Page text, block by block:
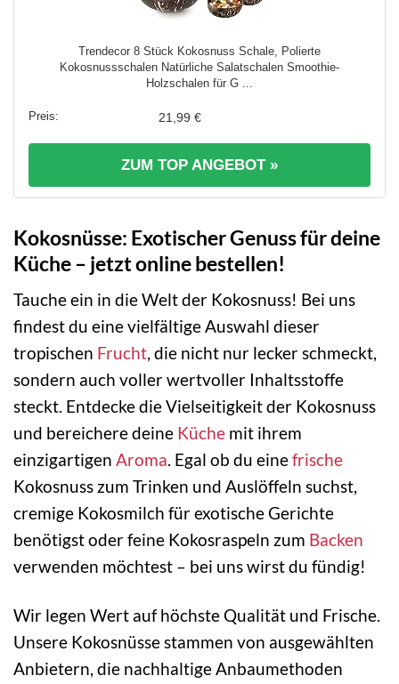
Trendecor 8 Stück Kokosnuss Schale, Polierte
Kokosnussschalen Natürliche Salatschalen Smoothie-
Holzschalen für G ...
21,99 €
ZUM TOP ANGEBOT »
Kokosnüsse: Exotischer Genuss für deine
Küche – jetzt online bestellen!
Tauche ein in die Welt der Kokosnuss! Bei uns
findest du eine vielfältige Auswahl dieser
tropischen Frucht, die nicht nur lecker schmeckt,
sondern auch voller wertvoller Inhaltsstoffe
steckt. Entdecke die Vielseitigkeit der Kokosnuss
und bereichere deine Küche mit ihrem
einzigartigen Aroma. Egal ob du einefrische
Kokosnuss zum Trinken und Auslöffeln suchst,
cremige Kokosmilch für exotische Gerichte
benötigst oder feine Kokosraspeln zum Backen
verwenden möchtest – bei uns wirst du fündig!
Wir legen Wert auf höchste Qualität und Frische.
Unsere Kokosnüsse stammen von ausgewählten
Anbietern, die nachhaltige Anbaumethoden